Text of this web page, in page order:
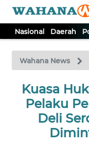
Nasional Daerah
Wahana News
Kuasa
Pelaku
Deli
TV
Tutup
NASIONAL
DAERAH